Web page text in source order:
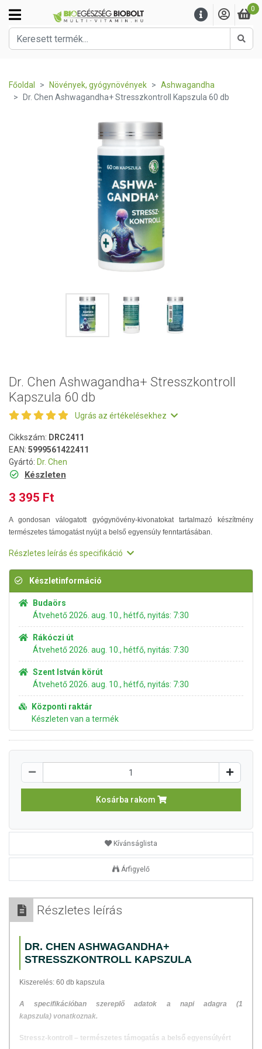
0
Főoldal Növények, gyógynövények
Ashwagandha
Dr. Chen Ashwagandha+ Stresszkontroll Kapszula 60 db
Dr. Chen Ashwagandha+ Stresszkontroll
Kapszula 60 db
Ugrás az értékelésekhez
Cikkszám: DRC2411
EAN: 5999561422411
Gyártó: Dr. Chen
Készleten
3 395 Ft
A gondosan válogatott gyógynövény-kivonatokat tartalmazó készítmény
természetes támogatást nyújt a belső egyensúly fenntartásában.
Részletes leírás és specifikáció
Készletinformáció
Budaörs
Átvehető 2026. aug. 10., hétfő, nyitás: 7:30
Rákóczi út
Átvehető 2026. aug. 10., hétfő, nyitás: 7:30
Szent István körút
Átvehető 2026. aug. 10., hétfő, nyitás: 7:30
Központi raktár
Készleten van a termék
Kosárba rakom
Kívánságlista
Árfigyelő
Részletes leírás
DR. CHEN ASHWAGANDHA+
STRESSZKONTROLL KAPSZULA
Kiszerelés: 60 db kapszula
A specifikációban szereplő adatok a napi adagra (1
kapszula) vonatkoznak.
Stressz-kontroll – természetes támogatás a belső egyensúlyért